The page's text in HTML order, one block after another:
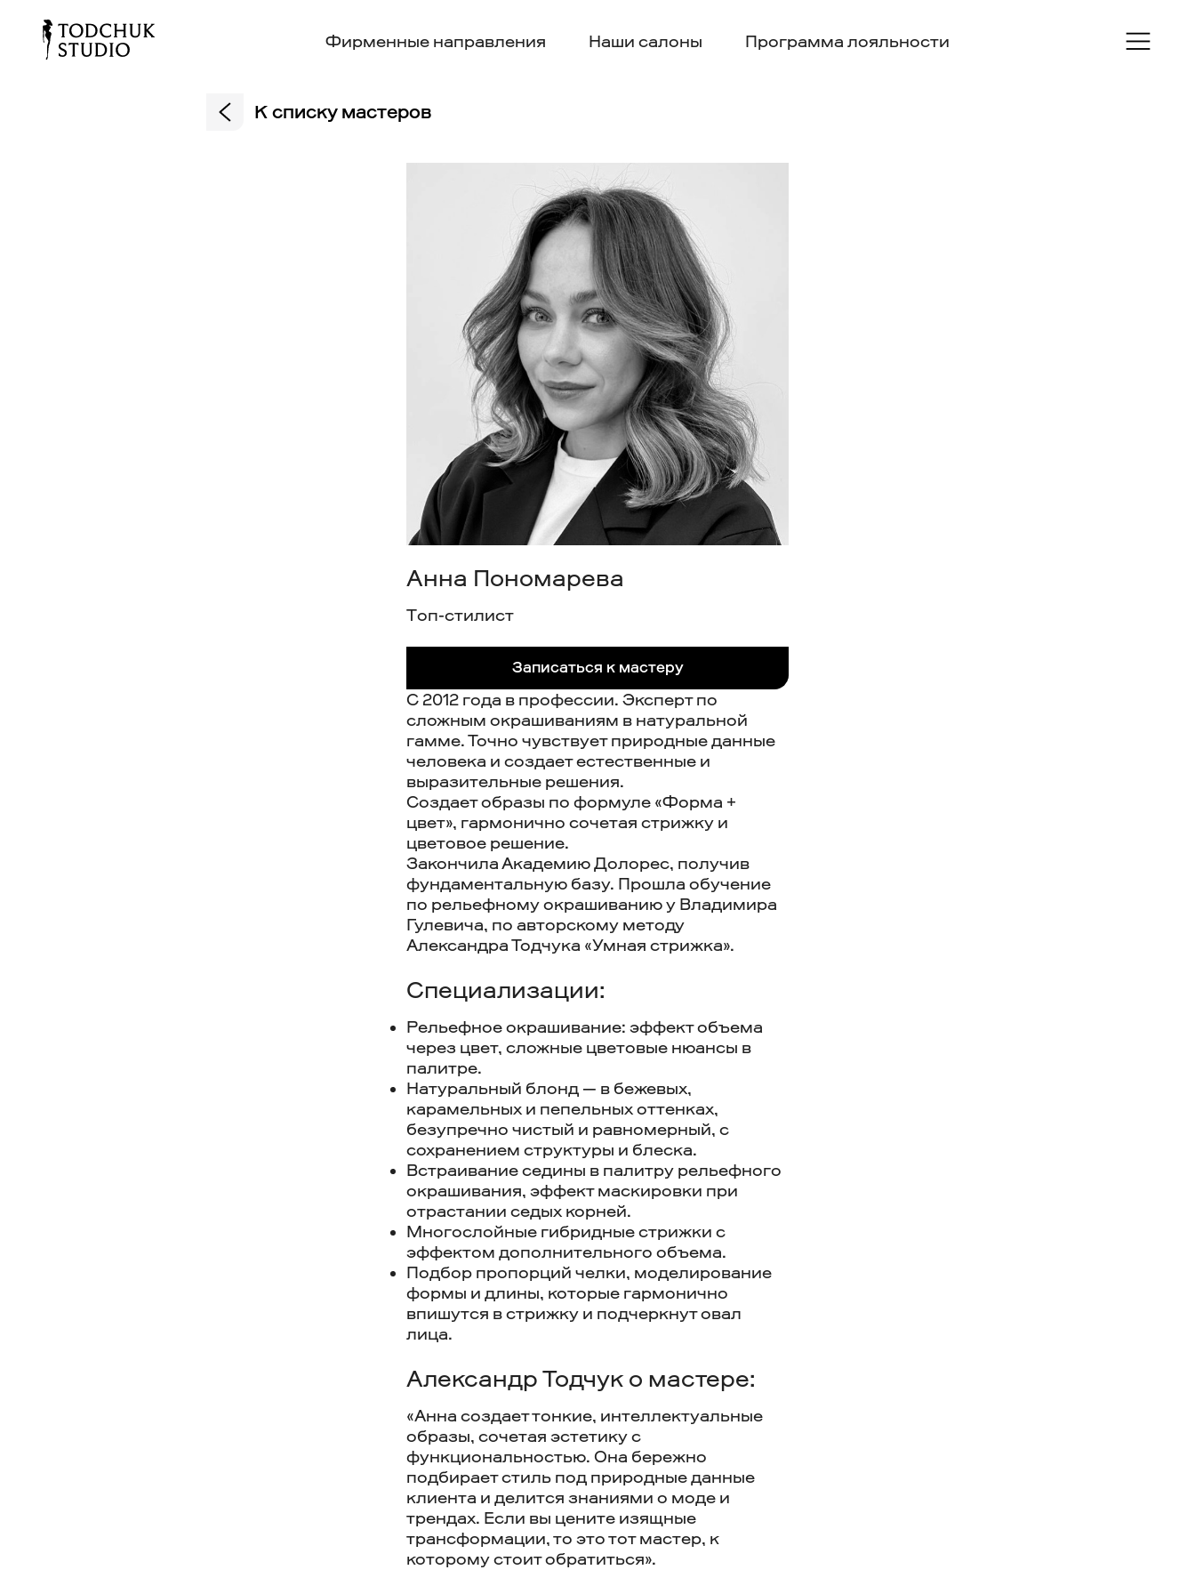
Фирменные направления Наши салоны Программа лояльности
К списку мастеров
Анна Пономарева
Tоп-стилист
Записаться к мастеру
С 2012 года в профессии. Эксперт по
сложным окрашиваниям в натуральной
гамме. Точно чувствует природные данные
человека и создает естественные и
выразительные решения.
Создает образы по формуле «Форма +
цвет», гармонично сочетая стрижку и
цветовое решение.
Закончила Академию Долорес, получив
фундаментальную базу. Прошла обучение
по рельефному окрашиванию у Владимира
Гулевича, по авторскому методу
Александра Тодчука «Умная стрижка».
Специализации:
Рельефное окрашивание: эффект объема
через цвет, сложные цветовые нюансы в
палитре.
Натуральный блонд — в бежевых,
карамельных и пепельных оттенках,
безупречно чистый и равномерный, с
сохранением структуры и блеска.
Встраивание седины в палитру рельефного
окрашивания, эффект маскировки при
отрастании седых корней.
Многослойные гибридные стрижки с
эффектом дополнительного объема.
Подбор пропорций челки, моделирование
формы и длины, которые гармонично
впишутся в стрижку и подчеркнут овал
лица.
Александр Тодчук о мастере:
«Анна создает тонкие, интеллектуальные
образы, сочетая эстетику с
функциональностью. Она бережно
подбирает стиль под природные данные
клиента и делится знаниями о моде и
трендах. Если вы цените изящные
трансформации, то это тот мастер, к
которому стоит обратиться».